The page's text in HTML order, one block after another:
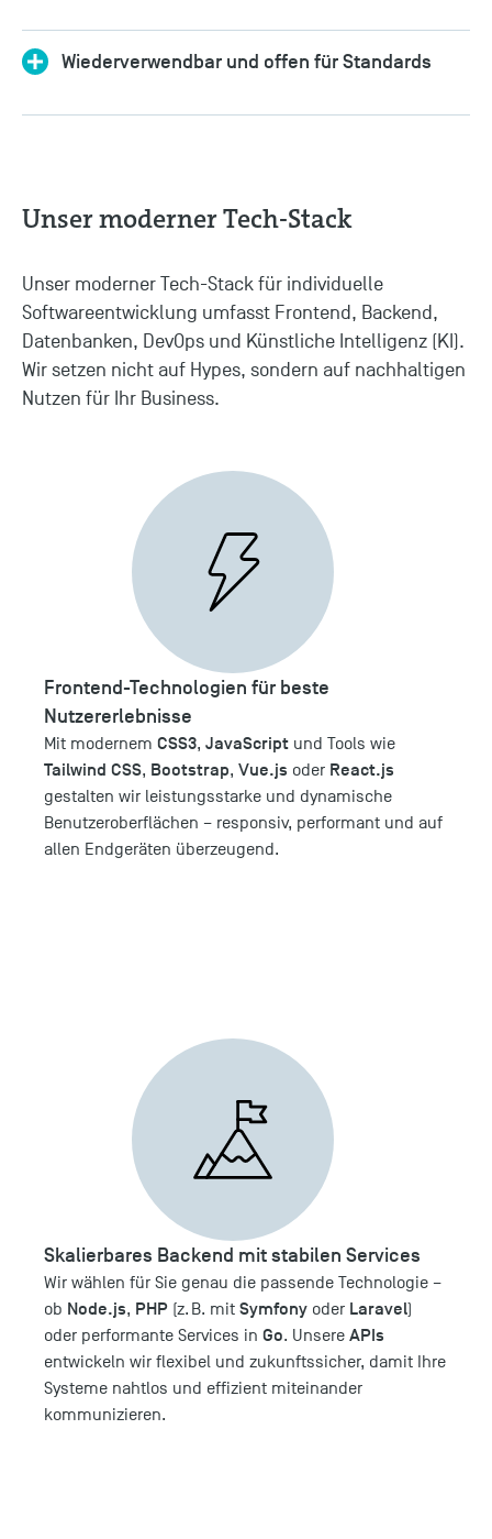
Wiederverwendbar und offen für Standards
Unser moderner Tech-Stack
Unser moderner Tech-Stack für individuelle
Softwareentwicklung umfasst Frontend, Backend,
Datenbanken, DevOps und Künstliche Intelligenz (KI).
Wir setzen nicht auf Hypes, sondern auf nachhaltigen
Nutzen für Ihr Business.
Frontend-Technologien für beste
Nutzererlebnisse
Mit modernem CSS3, JavaScript und Tools wie
Tailwind CSS, Bootstrap, Vue.js oder React.js
gestalten wir leistungsstarke und dynamische
Benutzeroberflächen – responsiv, performant und auf
allen Endgeräten überzeugend.
Skalierbares Backend mit stabilen Services
Wir wählen für Sie genau die passende Technologie –
ob Node.js, PHP (z. B. mit Symfony oder Laravel)
oder performante Services in Go. Unsere APIs
entwickeln wir flexibel und zukunftssicher, damit Ihre
Systeme nahtlos und effizient miteinander
kommunizieren.